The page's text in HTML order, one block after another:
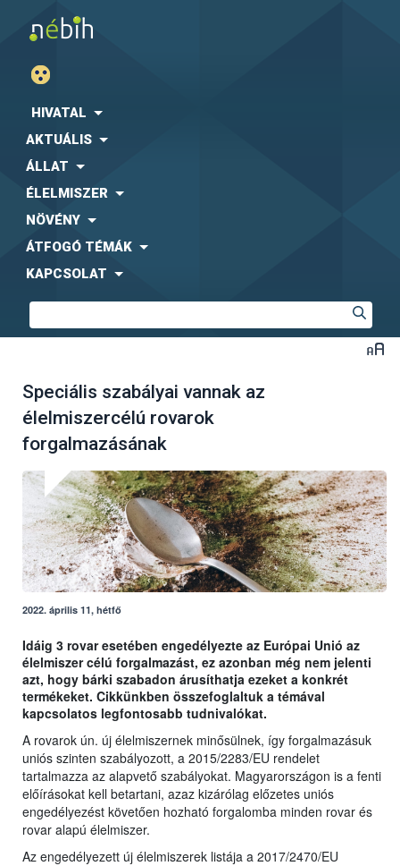
HIVATAL
AKTUÁLIS
ÁLLAT
ÉLELMISZER
NÖVÉNY
ÁTFOGÓ TÉMÁK
KAPCSOLAT
Speciális szabályai vannak az
élelmiszercélú rovarok
forgalmazásának
2022. április 11, hétfő
Idáig 3 rovar esetében engedélyezte az Európai Unió az
élelmiszer célú forgalmazást, ez azonban még nem jelenti
azt, hogy bárki szabadon árusíthatja ezeket a konkrét
termékeket. Cikkünkben összefoglaltuk a témával
kapcsolatos legfontosabb tudnivalókat.
A rovarok ún. új élelmiszernek minősülnek, így forgalmazásuk
uniós szinten szabályozott, a 2015/2283/EU rendelet
tartalmazza az alapvető szabályokat. Magyarországon is a fenti
előírásokat kell betartani, azaz kizárólag előzetes uniós
engedélyezést követően hozható forgalomba minden rovar és
rovar alapú élelmiszer.
Az engedélyezett új élelmiszerek listája a 2017/2470/EU